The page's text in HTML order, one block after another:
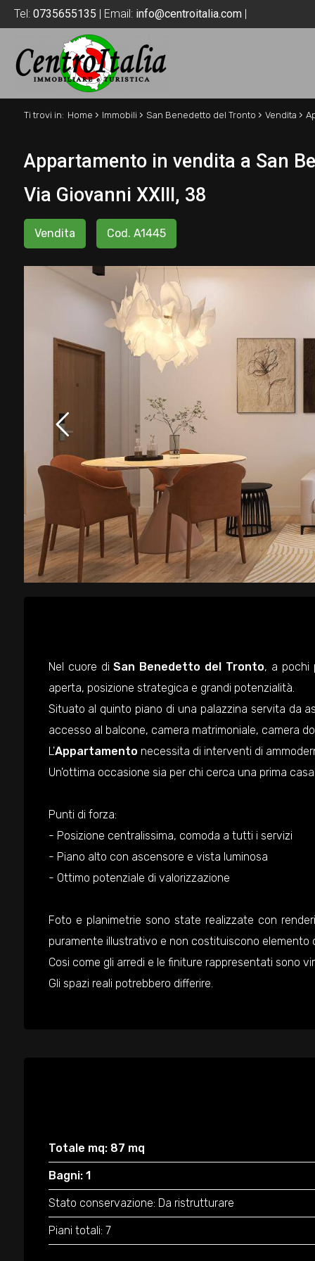
Tel: 0735655135 | Email: info@centroitalia.com |
Ti trovi in: Home › Immobili › San Benedetto del Tronto › Vendita ›
Appartamento in vendita a San
Via Giovanni XXIII, 38
Vendita Cod. A1445
Nel cuore diSan Benedetto del Tronto, a pochi
aperta, posizione strategica e grandi potenzialità.
Situato al quinto piano di una palazzina servita da
accesso al balcone, camera matrimoniale, camera
L'Appartamento necessita di interventi di
Un'ottima occasione sia per chi cerca una prima
Punti di forza:
- Posizione centralissima, comoda a tutti i servizi
- Piano alto con ascensore e vista luminosa
- Ottimo potenziale di valorizzazione
Foto e planimetrie sono state realizzate con
puramente illustrativo e non costituiscono elemento
Cosi come gli arredi e le finiture rappresentati sono
Gli spazi reali potrebbero differire.
Totale mq: 87 mq
Bagni: 1
Stato conservazione: Da ristrutturare
Piani totali: 7